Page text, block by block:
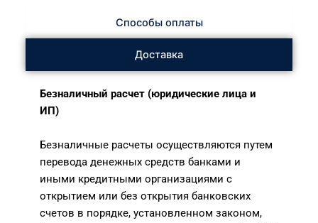
Способы оплаты
Доставка
Безналичный расчет (юридические лица и
ИП)
Безналичные расчеты осуществляются путем
перевода денежных средств банками и
иными кредитными организациями с
открытием или без открытия банковских
счетов в порядке, установленном законом,